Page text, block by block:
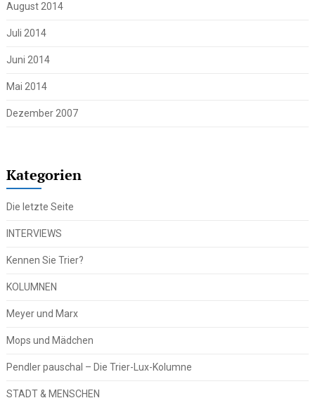
August 2014
Juli 2014
Juni 2014
Mai 2014
Dezember 2007
Kategorien
Die letzte Seite
INTERVIEWS
Kennen Sie Trier?
KOLUMNEN
Meyer und Marx
Mops und Mädchen
Pendler pauschal – Die Trier-Lux-Kolumne
STADT & MENSCHEN